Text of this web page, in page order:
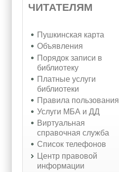
ЧИТАТЕЛЯМ
Пушкинская карта
Объявления
Порядок записи в
библиотеку
Платные услуги
библиотеки
Правила пользования
Услуги МБА и ДД
Виртуальная
справочная служба
Список телефонов
Центр правовой
информации